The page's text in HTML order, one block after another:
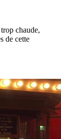
chaude,
de cette